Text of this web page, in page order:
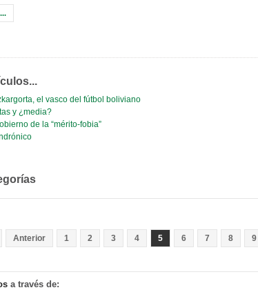
el vasco del fútbol boliviano
y ¿media?
de la “mérito-fobia”
Anterior 1 2 3 4 5 6 7 8 9
a través de: